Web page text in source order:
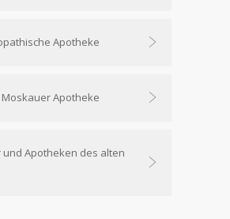
Apotheke
Apotheke
Apotheken des alten